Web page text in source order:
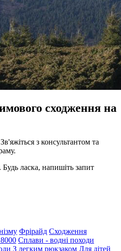
сходження на
з консультантом та
ласка, напишіть запит
Фрірайд Сходження
Сплави - водні походи
З легким рюкзаком Для дітей